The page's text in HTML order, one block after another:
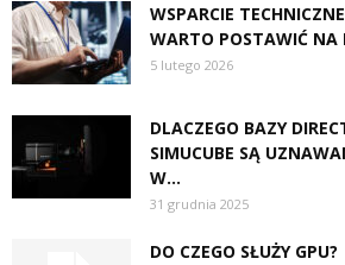
WSPARCIE
WARTO POSTAWIĆ NA
5 lutego 2026
DLACZEGO BAZY
SIMUCUBE SĄ
W...
31 grudnia 2025
DO CZEGO SŁUŻY GPU?